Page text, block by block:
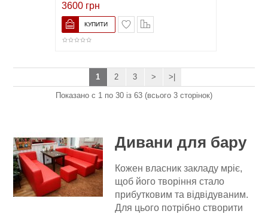
3600 грн
В закладки
1 2 3 > >|
Показано с 1 по 30 із 63 (всього 3 сторінок)
Дивани для бару
Кожен власник закладу мріє,
щоб його творіння стало
прибутковим та відвідуваним.
Для цього потрібно створити